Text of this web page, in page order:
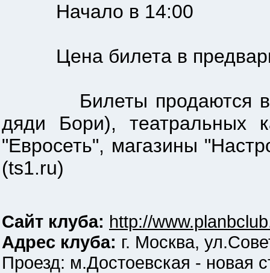
Начало в 14:00
Цена билета в
Билеты продаются в
дяди Бори), театральных
"Евросеть", магазины
(ts1.ru)
Сайт клуба: http://
Адрес клуба: г. Москва,
Проезд: м.Достоевская - новая